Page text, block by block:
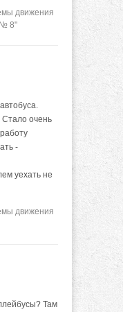
движения
№ 8"
очень
-
уехать не
движения
Там